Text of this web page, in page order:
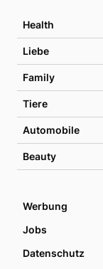
Health
Liebe
Family
Tiere
Automobile
Beauty
Werbung
Jobs
Datenschutz